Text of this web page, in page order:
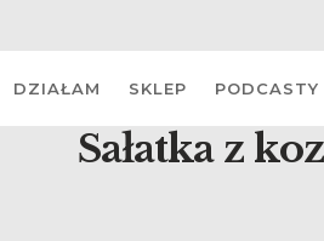
DZIAŁAM SKLEP PODCASTY
Sałatka z